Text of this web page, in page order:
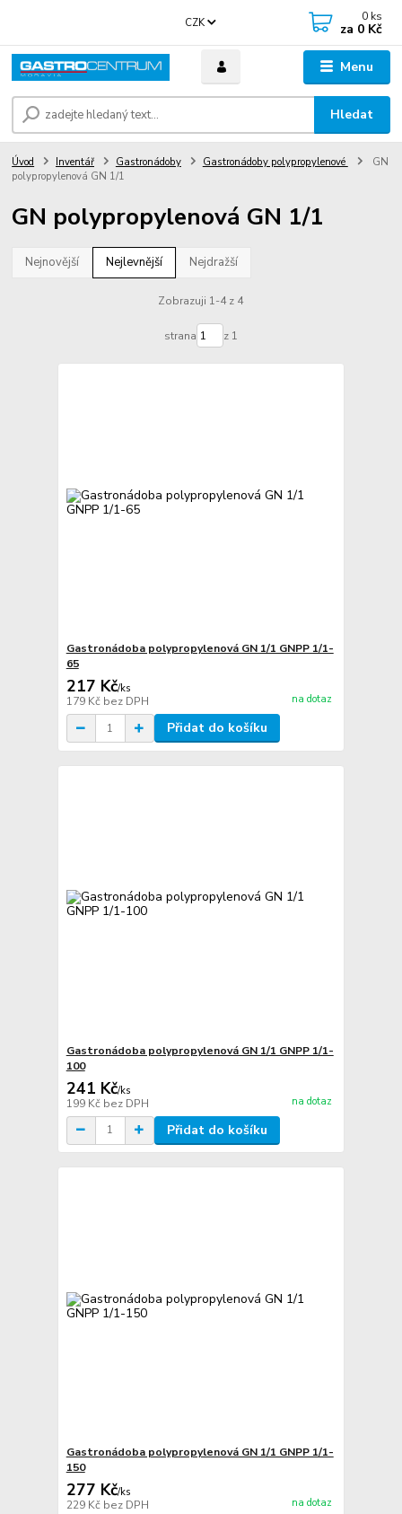
Menu
CZK
Hledat
0 ks
za 0 Kč
Úvod Inventář Gastronádoby Gastronádoby polypropylenové
GN
polypropylenová GN 1/1
GN polypropylenová GN 1/1
Nejnovější Nejlevnější Nejdražší
Zobrazuji 1-4 z 4
strana z 1
Gastronádoba polypropylenová GN 1/1 GNPP 1/1-
65
217 Kč/ks
179 Kč bez DPH na dotaz
Přidat do košíku
Gastronádoba polypropylenová GN 1/1 GNPP 1/1-
100
241 Kč/ks
199 Kč bez DPH na dotaz
Přidat do košíku
Gastronádoba polypropylenová GN 1/1 GNPP 1/1-
150
277 Kč/ks
229 Kč bez DPH na dotaz